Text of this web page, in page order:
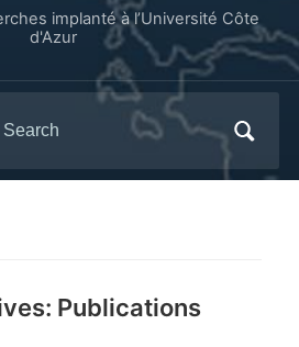
implanté à l’Université Côte
d'Azur
Publications